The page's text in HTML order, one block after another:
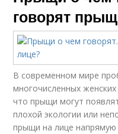
говорят
В современном мире
многочисленных
что прыщи могут
плохой экологии или
прыщи на лице напрямую